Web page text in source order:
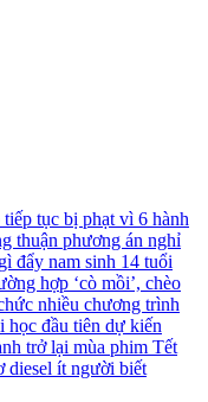
tục bị phạt vì 6 hành
thuận phương án nghỉ
đẩy nam sinh 14 tuổi
hợp ‘cò mồi’, chèo
nhiều chương trình
học đầu tiên dự kiến
trở lại mùa phim Tết
diesel ít người biết